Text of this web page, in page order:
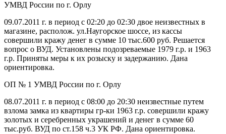
УМВД России по г. Орлу
09.07.2011 г. в период с 02:20 до 02:30 двое неизвестных в
магазине, располож. ул.Наугорское шоссе, из кассы
совершили кражу денег в сумме 10 тыс.600 руб. Решается
вопрос о ВУД. Установлены подозреваемые 1979 г.р. и 1963
г.р. Приняты меры к их розыску и задержанию. Дана
ориентировка.
ОП № 1 УМВД России по г. Орлу
08.07.2011 г. в период с 08:00 до 20:30 неизвестные путем
взлома замка из квартиры гр-ки 1963 г.р. совершили кражу
золотых и серебренных украшений и денег в сумме 60
тыс.руб. ВУД по ст.158 ч.3 УК РФ. Дана ориентировка.